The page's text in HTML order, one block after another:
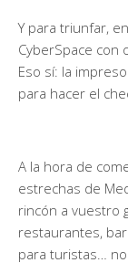
Y para triunfar,
CyberSpace con
Eso sí: la
para hacer el
A la hora de
estrechas de
rincón a vuestro
restaurantes,
para turistas…